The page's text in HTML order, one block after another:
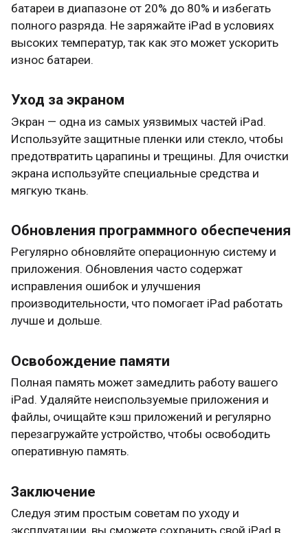
батареи в диапазоне от 20% до 80% и избегать
полного разряда. Не заряжайте iPad в условиях
высоких температур, так как это может ускорить
износ батареи.
Уход за экраном
Экран — одна из самых уязвимых частей iPad.
Используйте защитные пленки или стекло, чтобы
предотвратить царапины и трещины. Для очистки
экрана используйте специальные средства и
мягкую ткань.
Обновления программного обеспечения
Регулярно обновляйте операционную систему и
приложения. Обновления часто содержат
исправления ошибок и улучшения
производительности, что помогает iPad работать
лучше и дольше.
Освобождение памяти
Полная память может замедлить работу вашего
iPad. Удаляйте неиспользуемые приложения и
файлы, очищайте кэш приложений и регулярно
перезагружайте устройство, чтобы освободить
оперативную память.
Заключение
Следуя этим простым советам по уходу и